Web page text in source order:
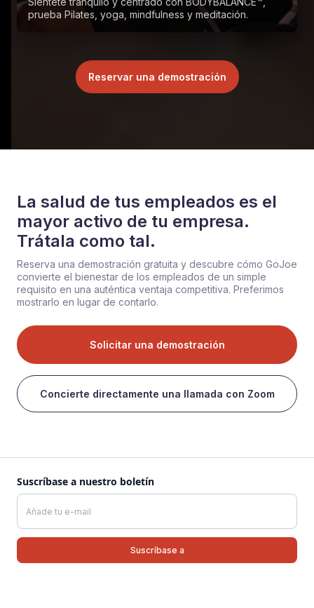
prueba Pilates, yoga, mindfulness y meditación.
Reservar una demostración
La salud de tus empleados es el
mayor activo de tu empresa.
Trátala como tal.
Reserva una demostración gratuita y descubre cómo GoJoe
convierte el bienestar de los empleados de un simple
requisito en una auténtica ventaja competitiva. Preferimos
mostrarlo en lugar de contarlo.
Solicitar una demostración
Concierte directamente una llamada con Zoom
Suscríbase a nuestro boletín